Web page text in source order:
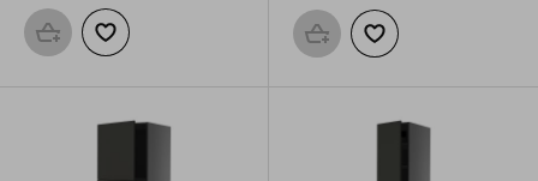
Προσθήκη στο καλάθι
Προσθήκη στα αγαπημένα Προσθήκη στο καλάθι
Προσθήκη στα